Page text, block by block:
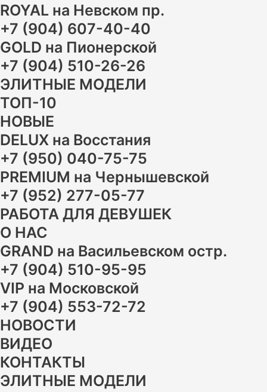
ROYAL на Невском пр.
+7 (904) 607-40-40
GOLD на Пионерской
+7 (904) 510-26-26
ЭЛИТНЫЕ МОДЕЛИ
ТОП-10
НОВЫЕ
DELUX на Восстания
+7 (950) 040-75-75
PREMIUM на Чернышевской
+7 (952) 277-05-77
РАБОТА ДЛЯ ДЕВУШЕК
О НАС
GRAND на Васильевском остр.
+7 (904) 510-95-95
VIP на Московской
+7 (904) 553-72-72
НОВОСТИ
ВИДЕО
КОНТАКТЫ
ЭЛИТНЫЕ МОДЕЛИ